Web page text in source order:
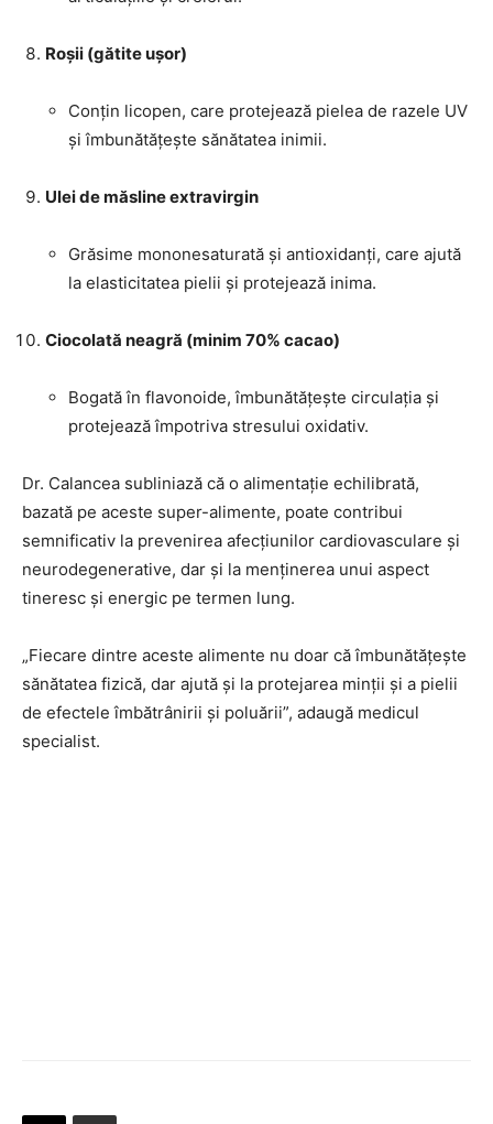
Roșii (gătite ușor)
Conțin licopen, care protejează pielea de razele UV
și îmbunătățește sănătatea inimii.
Ulei de măsline extravirgin
Grăsime mononesaturată și antioxidanți, care ajută
la elasticitatea pielii și protejează inima.
Ciocolată neagră (minim 70% cacao)
Bogată în flavonoide, îmbunătățește circulația și
protejează împotriva stresului oxidativ.
Dr. Calancea subliniază că o alimentație echilibrată,
bazată pe aceste super-alimente, poate contribui
semnificativ la prevenirea afecțiunilor cardiovasculare și
neurodegenerative, dar și la menținerea unui aspect
tineresc și energic pe termen lung.
„Fiecare dintre aceste alimente nu doar că îmbunătățește
sănătatea fizică, dar ajută și la protejarea minții și a pielii
de efectele îmbătrânirii și poluării”, adaugă medicul
specialist.